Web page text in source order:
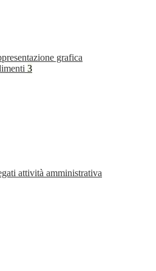
grafica
3
attività amministrativa